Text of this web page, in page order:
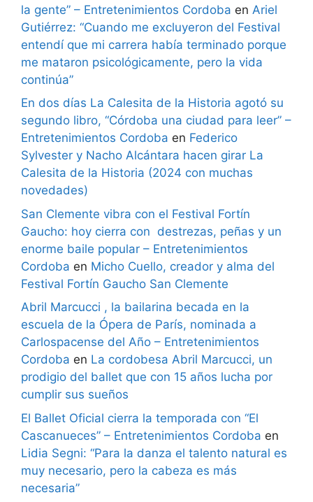
la gente” – Entretenimientos Cordoba en Ariel
Gutiérrez: “Cuando me excluyeron del Festival
entendí que mi carrera había terminado porque
me mataron psicológicamente, pero la vida
continúa”
En dos días La Calesita de la Historia agotó su
segundo libro, “Córdoba una ciudad para leer” –
Entretenimientos Cordoba en Federico
Sylvester y Nacho Alcántara hacen girar La
Calesita de la Historia (2024 con muchas
novedades)
San Clemente vibra con el Festival Fortín
Gaucho: hoy cierra con destrezas, peñas y un
enorme baile popular – Entretenimientos
Cordoba en Micho Cuello, creador y alma del
Festival Fortín Gaucho San Clemente
Abril Marcucci , la bailarina becada en la
escuela de la Ópera de París, nominada a
Carlospacense del Año – Entretenimientos
Cordoba en La cordobesa Abril Marcucci, un
prodigio del ballet que con 15 años lucha por
cumplir sus sueños
El Ballet Oficial cierra la temporada con “El
Cascanueces” – Entretenimientos Cordoba en
Lidia Segni: “Para la danza el talento natural es
muy necesario, pero la cabeza es más
necesaria”